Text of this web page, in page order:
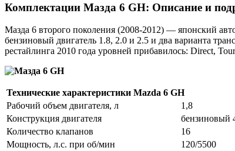
Комплектации Мазда 6 GH: Описание и
Мазда 6 второго поколения (2008-2012) — японский
бензиновый двигатель 1.8, 2.0 и 2.5 и два варианта
рестайлинга 2010 года уровней прибавилось: Direct,
Технические характеристики Mazda 6 GH
Рабочий объем двигателя, л
1,8
Конструкция двигателя
бензиновый
Количество клапанов
16
Мощность, л.с. при об/мин
120/5500